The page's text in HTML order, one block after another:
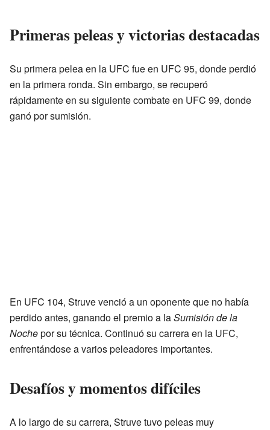
Primeras peleas y victorias destacadas
Su primera pelea en la UFC fue en UFC 95, donde perdió
en la primera ronda. Sin embargo, se recuperó
rápidamente en su siguiente combate en UFC 99, donde
ganó por sumisión.
En UFC 104, Struve venció a un oponente que no había
perdido antes, ganando el premio a laSumisión de la
Nochepor su técnica. Continuó su carrera en la UFC,
enfrentándose a varios peleadores importantes.
Desafíos y momentos difíciles
A lo largo de su carrera, Struve tuvo peleas muy